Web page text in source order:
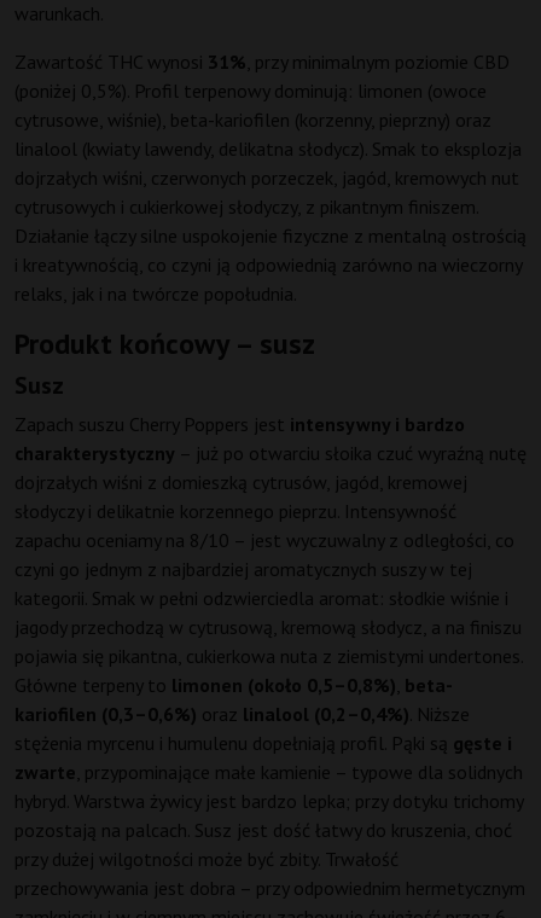
warunkach.
Zawartość THC wynosi 31% , przy minimalnym poziomie CBD
(poniżej 0,5%). Profil terpenowy dominują: limonen (owoce
cytrusowe, wiśnie), beta-kariofilen (korzenny, pieprzny) oraz
linalool (kwiaty lawendy, delikatna słodycz). Smak to eksplozja
dojrzałych wiśni, czerwonych porzeczek, jagód, kremowych nut
cytrusowych i cukierkowej słodyczy, z pikantnym finiszem.
Działanie łączy silne uspokojenie fizyczne z mentalną ostrością
i kreatywnością, co czyni ją odpowiednią zarówno na wieczorny
relaks, jak i na twórcze popołudnia.
Produkt końcowy – susz
Susz
Zapach suszu Cherry Poppers jest intensywny i bardzo
charakterystyczny – już po otwarciu słoika czuć wyraźną nutę
dojrzałych wiśni z domieszką cytrusów, jagód, kremowej
słodyczy i delikatnie korzennego pieprzu. Intensywność
zapachu oceniamy na 8/10 – jest wyczuwalny z odległości, co
czyni go jednym z najbardziej aromatycznych suszy w tej
kategorii. Smak w pełni odzwierciedla aromat: słodkie wiśnie i
jagody przechodzą w cytrusową, kremową słodycz, a na finiszu
pojawia się pikantna, cukierkowa nuta z ziemistymi undertones.
Główne terpeny to limonen (około 0,5–0,8%) beta-
kariofilen (0,3–0,6%) oraz linalool (0,2–0,4%) . Niższe
stężenia myrcenu i humulenu dopełniają profil. Pąki są gęste i
zwarte , przypominające małe kamienie – typowe dla solidnych
hybryd. Warstwa żywicy jest bardzo lepka; przy dotyku trichomy
pozostają na palcach. Susz jest dość łatwy do kruszenia, choć
przy dużej wilgotności może być zbity. Trwałość
przechowywania jest dobra – przy odpowiednim hermetycznym